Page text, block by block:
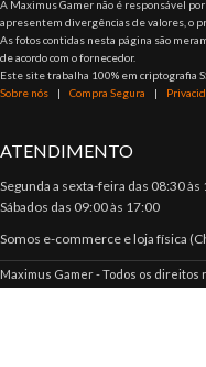
A Maximus Gamer não é responsável
apresentem divergências de valores, o
As fotos contidas nesta página são
de acordo com o fornecedor.
Este site trabalha 100% em criptografia
Sobre nós | Compra Segura |
ATENDIMENTO
Segunda a sexta-feira das 08:30 às
Sábados das 09:00 às 17:00
Somos e-commerce e loja física
Maximus Gamer - Todos os direitos